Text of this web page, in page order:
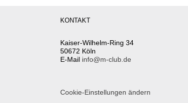
KONTAKT
Kaiser-Wilhelm-Ring 34
50672 Köln
E-Mail info@m-club.de
Cookie-Einstellungen ändern